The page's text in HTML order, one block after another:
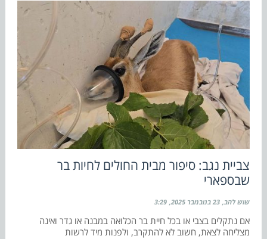
צביית נגב: סיפור מבית החולים לחיות בר
שבספארי
שוש להב 23 בנובמבר 2025 3:29
אם נתקלים בצבי או בכל חיית בר הכלואה במבנה או גדר ואינה
מצליחה לצאת, חשוב לא להתקרב, ולפנות מיד לרשות